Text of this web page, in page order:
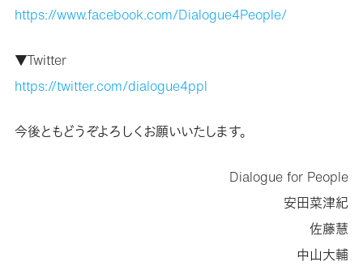
https://www.facebook.com/Dialogue4People/
▼Twitter
https://twitter.com/dialogue4ppl
今後ともどうぞよろしくお願いいたします。
Dialogue for People
安田菜津紀
佐藤慧
中山大輔